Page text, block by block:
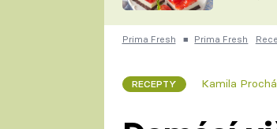
Prima Fresh ■ Prima Fresh
RECEPTY Kamila